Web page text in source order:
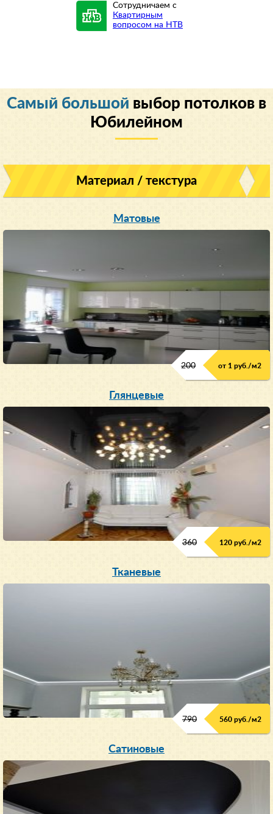
Сотрудничаем с
Квартирным
вопросом на НТВ
Cамый большой выбор потолков в
Юбилейном
Материал / текстура
Матовые
200 от 1 руб./м2
Глянцевые
360 120 руб./м2
Тканевые
790 560 руб./м2
Сатиновые